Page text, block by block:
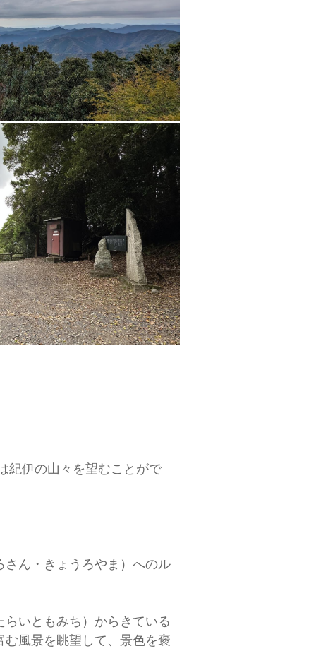
紀伊の山々を望むことがで
ん・きょうろやま）へのル
いともみち）からきている
風景を眺望して、景色を褒